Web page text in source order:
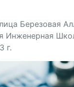
Березовая
Инженерная
г.